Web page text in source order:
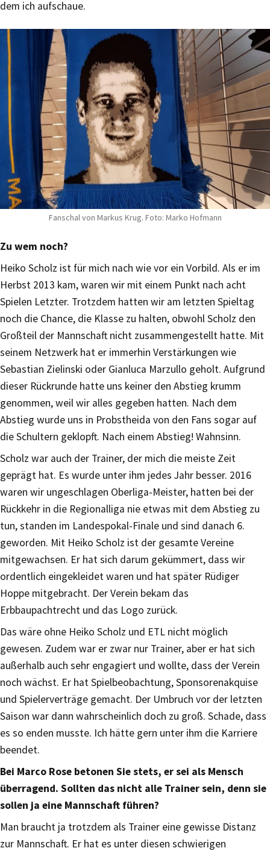
dem ich aufschaue.
Fanschal von Markus Krug. Foto: Marko Hofmann
Zu wem noch?
Heiko Scholz ist für mich nach wie vor ein Vorbild. Als er im
Herbst 2013 kam, waren wir mit einem Punkt nach acht
Spielen Letzter. Trotzdem hatten wir am letzten Spieltag
noch die Chance, die Klasse zu halten, obwohl Scholz den
Großteil der Mannschaft nicht zusammengestellt hatte. Mit
seinem Netzwerk hat er immerhin Verstärkungen wie
Sebastian Zielinski oder Gianluca Marzullo geholt. Aufgrund
dieser Rückrunde hatte uns keiner den Abstieg krumm
genommen, weil wir alles gegeben hatten. Nach dem
Abstieg wurde uns in Probstheida von den Fans sogar auf
die Schultern geklopft. Nach einem Abstieg! Wahnsinn.
Scholz war auch der Trainer, der mich die meiste Zeit
geprägt hat. Es wurde unter ihm jedes Jahr besser. 2016
waren wir ungeschlagen Oberliga-Meister, hatten bei der
Rückkehr in die Regionalliga nie etwas mit dem Abstieg zu
tun, standen im Landespokal-Finale und sind danach 6.
geworden. Mit Heiko Scholz ist der gesamte Vereine
mitgewachsen. Er hat sich darum gekümmert, dass wir
ordentlich eingekleidet waren und hat später Rüdiger
Hoppe mitgebracht. Der Verein bekam das
Erbbaupachtrecht und das Logo zurück.
Das wäre ohne Heiko Scholz und ETL nicht möglich
gewesen. Zudem war er zwar nur Trainer, aber er hat sich
außerhalb auch sehr engagiert und wollte, dass der Verein
noch wächst. Er hat Spielbeobachtung, Sponsorenakquise
und Spielerverträge gemacht. Der Umbruch vor der letzten
Saison war dann wahrscheinlich doch zu groß. Schade, dass
es so enden musste. Ich hätte gern unter ihm die Karriere
beendet.
Bei Marco Rose betonen Sie stets, er sei als Mensch
überragend. Sollten das nicht alle Trainer sein, denn sie
sollen ja eine Mannschaft führen?
Man braucht ja trotzdem als Trainer eine gewisse Distanz
zur Mannschaft. Er hat es unter diesen schwierigen